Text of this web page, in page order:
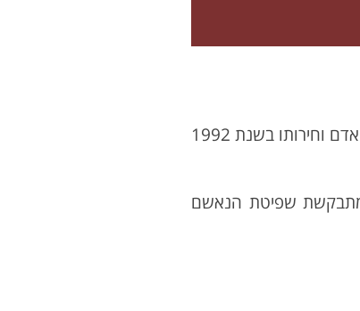
זכותו של נאשם להיות נוכח במהלך משפטו הנה מזכויות היסוד בשיטת המשפט בישראל. דומה כי מאז חקיקת חוק-יסוד : כבוד האדם וחירותו בשנת 1992
מתבקשת שפיטת הנאשם